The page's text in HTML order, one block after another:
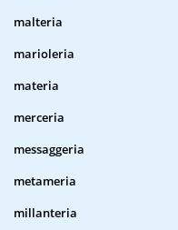
malteria
marioleria
materia
merceria
messaggeria
metameria
millanteria